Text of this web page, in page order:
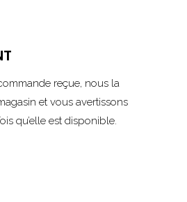
reçue, nous la
et vous avertissons
qu’elle est disponible.